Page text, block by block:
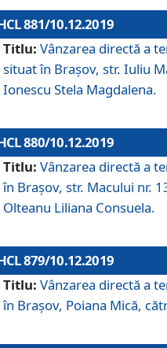
881/10.12.2019
Titlu: Vânzarea directă a
situat în Brașov, str. Iuliu
Ionescu Stela Magdalena.
880/10.12.2019
Titlu: Vânzarea directă a
în Brașov, str. Macului nr.
Olteanu Liliana Consuela.
879/10.12.2019
Titlu: Vânzarea directă a
în Brașov, Poiana Mică,